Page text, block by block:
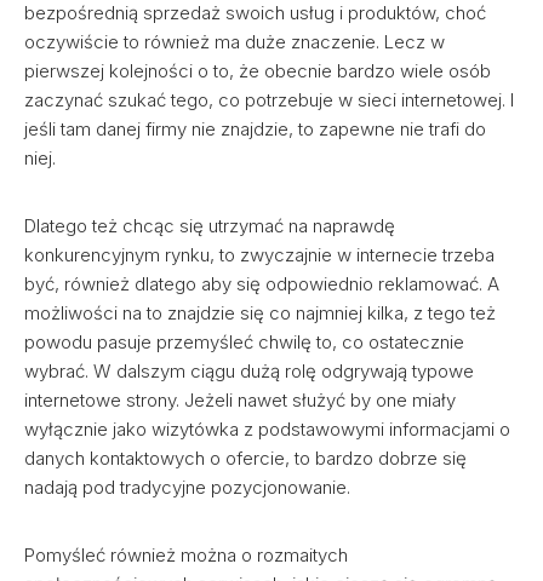
bezpośrednią sprzedaż swoich usług i produktów, choć
oczywiście to również ma duże znaczenie. Lecz w
pierwszej kolejności o to, że obecnie bardzo wiele osób
zaczynać szukać tego, co potrzebuje w sieci internetowej. I
jeśli tam danej firmy nie znajdzie, to zapewne nie trafi do
niej.
Dlatego też chcąc się utrzymać na naprawdę
konkurencyjnym rynku, to zwyczajnie w internecie trzeba
być, również dlatego aby się odpowiednio reklamować. A
możliwości na to znajdzie się co najmniej kilka, z tego też
powodu pasuje przemyśleć chwilę to, co ostatecznie
wybrać. W dalszym ciągu dużą rolę odgrywają typowe
internetowe strony. Jeżeli nawet służyć by one miały
wyłącznie jako wizytówka z podstawowymi informacjami o
danych kontaktowych o ofercie, to bardzo dobrze się
nadają pod tradycyjne pozycjonowanie.
Pomyśleć również można o rozmaitych